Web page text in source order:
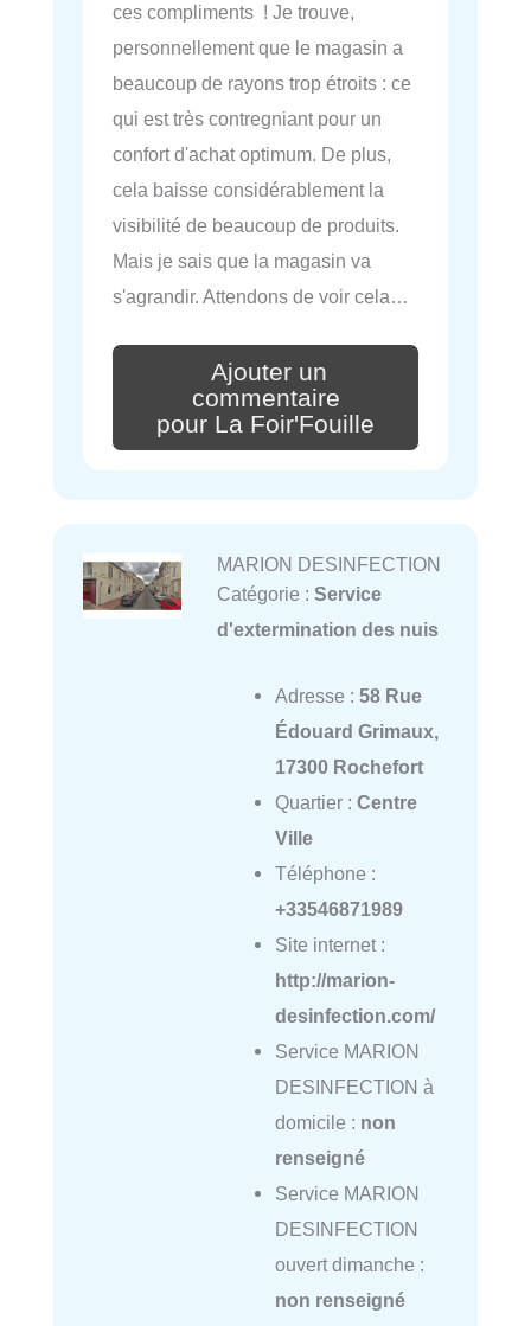
ces compliments ! Je trouve,
personnellement que le magasin a
beaucoup de rayons trop étroits : ce
qui est très contregniant pour un
confort d'achat optimum. De plus,
cela baisse considérablement la
visibilité de beaucoup de produits.
Mais je sais que la magasin va
s'agrandir. Attendons de voir cela…
Ajouter un
commentaire
pour La Foir'Fouille
MARION DESINFECTION
Catégorie : Service
d'extermination des nuis
Adresse : 58 Rue
Édouard Grimaux,
17300 Rochefort
Quartier : Centre
Ville
Téléphone :
+33546871989
Site internet :
http://marion-
desinfection.com/
Service MARION
DESINFECTION à
domicile : non
renseigné
Service MARION
DESINFECTION
ouvert dimanche :
non renseigné